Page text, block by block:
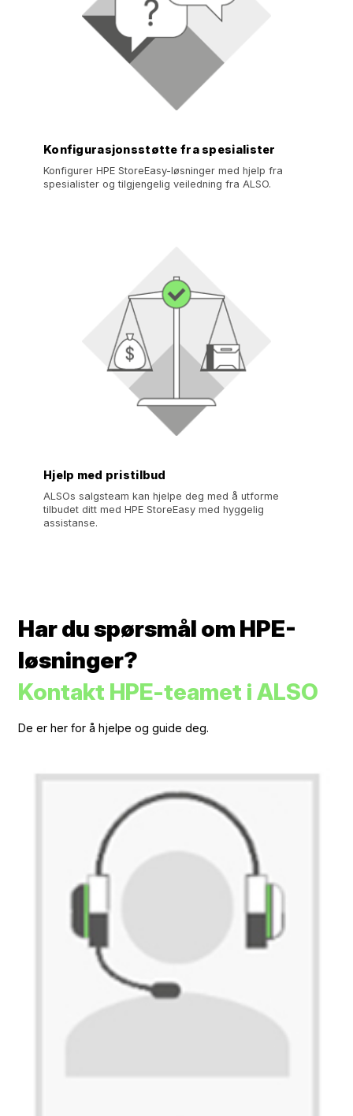
Konfigurasjonsstøtte fra spesialister
Konfigurer HPE StoreEasy-løsninger med hjelp fra
spesialister og tilgjengelig veiledning fra ALSO.
Hjelp med pristilbud
ALSOs salgsteam kan hjelpe deg med å utforme
tilbudet ditt med HPE StoreEasy med hyggelig
assistanse.
Har du spørsmål om HPE-
løsninger?
Kontakt HPE-teamet i ALSO
De er her for å hjelpe og guide deg.